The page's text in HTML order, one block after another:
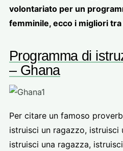
volontariato per un
femminile, ecco i migliori
Programma di
– Ghana
Per citare un famoso
istruisci un ragazzo, istruisci
istruisci una ragazza,